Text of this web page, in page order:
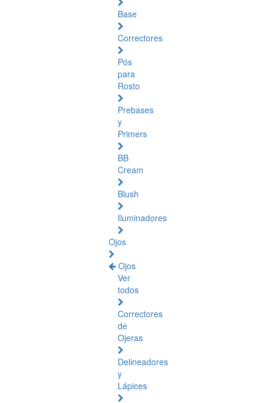
Base
Correctores
Pós
para
Rosto
Prebases
y
Primers
BB
Cream
Blush
Iluminadores
Ojos
Ojos
Ver
todos
Correctores
de
Ojeras
Delineadores
y
Lápices